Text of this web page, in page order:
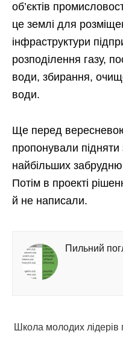
об’єктів
це землі для
інфраструктури
розподілення газу,
води, збирання,
води.
Ще перед
пропонували
найбільших
Потім в проекті
й не написали.
Пильний
Школа молодих лідерів